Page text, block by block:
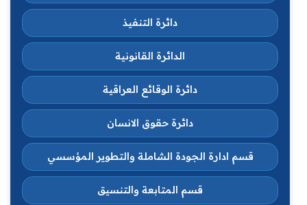
دائرة التنفيذ
الدائرة القانونية
دائرة الوقائع العراقية
دائرة حقوق الانسان
قسم ادارة الجودة الشاملة والتطوير المؤسسي
قسم المتابعة والتنسيق